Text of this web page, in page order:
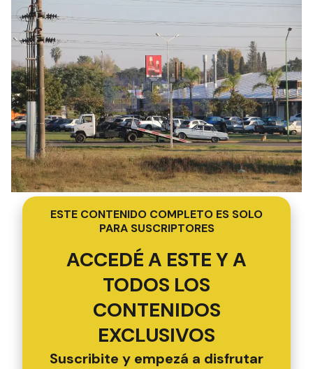
ESTE CONTENIDO COMPLETO ES SOLO
PARA SUSCRIPTORES
ACCEDÉ A ESTE Y A
TODOS LOS
CONTENIDOS
EXCLUSIVOS
Suscribite y empezá a disfrutar